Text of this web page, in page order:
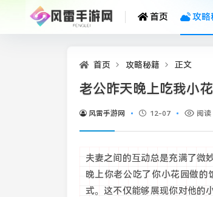
首页 攻略
首页 攻略秘籍 正文
老公昨天晚上吃我小
风雷手游网 12-07 阅读
夫妻之间的互动总是充满了微
晚上你老公吃了你小花园做
式。这不仅能够展现你对他的